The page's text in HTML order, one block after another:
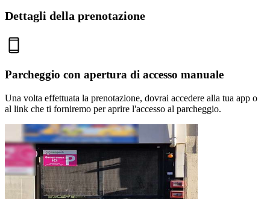
Dettagli della prenotazione
Parcheggio con apertura di accesso manuale
Una volta effettuata la prenotazione, dovrai accedere alla tua app o
al link che ti forniremo per aprire l'accesso al parcheggio.